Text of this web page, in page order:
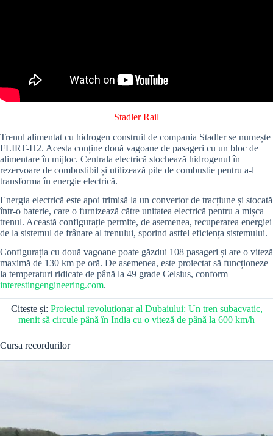
Stadler Rail
Trenul alimentat cu hidrogen construit de compania Stadler se numește
FLIRT-H2. Acesta conține două vagoane de pasageri cu un bloc de
alimentare în mijloc. Centrala electrică stochează hidrogenul în
rezervoare de combustibil și utilizează pile de combustie pentru a-l
transforma în energie electrică.
Energia electrică este apoi trimisă la un convertor de tracțiune și stocată
într-o baterie, care o furnizează către unitatea electrică pentru a mișca
trenul. Această configurație permite, de asemenea, recuperarea energiei
de la sistemul de frânare al trenului, sporind astfel eficiența sistemului.
Configurația cu două vagoane poate găzdui 108 pasageri și are o viteză
maximă de 130 km pe oră. De asemenea, este proiectat să funcționeze
la temperaturi ridicate de până la 49 grade Celsius, conform
interestingengineering.com.
Citește și: Proiectul revoluționar al Dubaiului: Un tren subacvatic,
menit să circule până în India cu o viteză de până la 600 km/h
Cursa recordurilor